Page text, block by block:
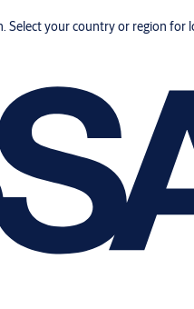
Select your country or region for